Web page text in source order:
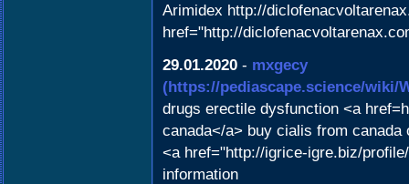
Arimidex http://
href="http://
29.01.2020 - mxgecy
(https://pediascape.science/wiki/
drugs erectile dysfunction <a
canada</a> buy cialis from
<a href="http://igrice-igre.biz/
information